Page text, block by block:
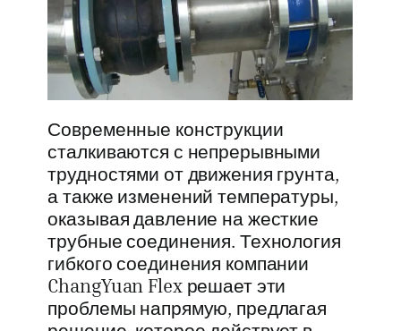
Современные конструкции
сталкиваются с непрерывными
трудностями от движения грунта,
а также изменений температуры,
оказывая давление на жесткие
трубные соединения. Технология
гибкого соединения компании
ChangYuan Flex решает эти
проблемы напрямую, предлагая